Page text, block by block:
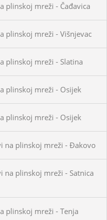
plinskoj mreži - Čađavica
plinskoj mreži - Višnjevac
plinskoj mreži - Slatina
plinskoj mreži - Osijek
plinskoj mreži - Osijek
na plinskoj mreži - Đakovo
plinskoj mreži - Satnica
plinskoj mreži - Tenja